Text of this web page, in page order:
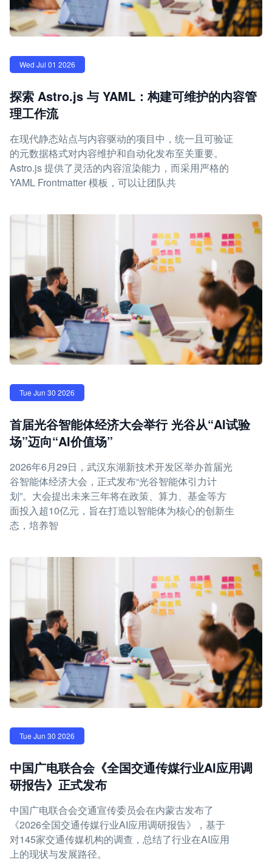
Wed Jul 01 2026
探索 Astro.js 与 YAML：构建可维护的内容管
理工作流
在现代静态站点与内容驱动的项目中，统一且可验证
的元数据格式对内容维护和自动化发布至关重要。
Astro.js 提供了灵活的内容渲染能力，而采用严格的
YAML Frontmatter 模板，可以让团队共
Tue Jun 30 2026
首届光谷智能体经济大会举行 光谷从“AI试验
场”迈向“AI价值场”
2026年6月29日，武汉东湖新技术开发区举办首届光
谷智能体经济大会，正式发布“光谷智能体引力计
划”。大会提出未来三年将在政策、算力、基金等方
面投入超10亿元，旨在打造以智能体为核心的创新生
态，培养智
Tue Jun 30 2026
中国广电联合会《全国交通传媒行业AI应用调
研报告》正式发布
中国广电联合会交通宣传委员会在内蒙古发布了
《2026全国交通传媒行业AI应用调研报告》，基于
对145家交通传媒机构的调查，总结了行业在AI应用
上的现状与发展路径。